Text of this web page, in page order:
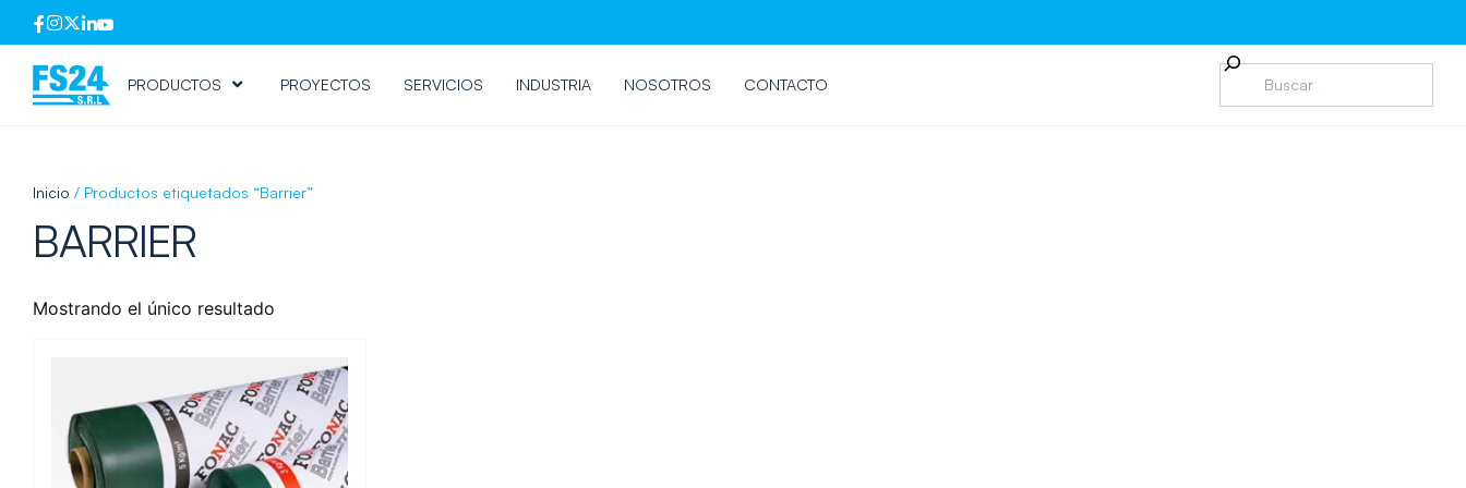
PRODUCTOS PROYECTOS SERVICIOS INDUSTRIA NOSOTROS CONTACTO
Inicio / Productos etiquetados “Barrier”
BARRIER
Mostrando el único resultado